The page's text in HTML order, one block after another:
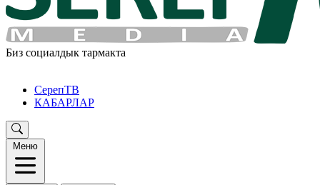
Биз социалдык тармакта
СерепТВ
КАБАРЛАР
Меню